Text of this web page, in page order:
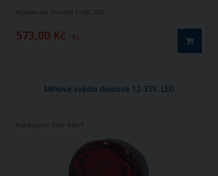
Můžete mít: Pondělí 10.08.2026
573,00 Kč / ks
Mlhové světlo diodové 12-33V, LED
Katalogové číslo: 84671